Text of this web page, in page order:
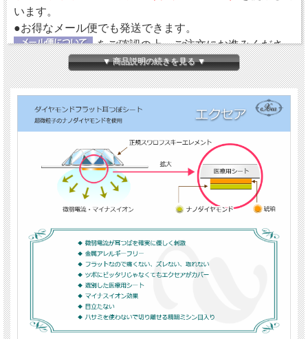
います。
●お得なメール便でも発送できます。
をご確認の上、ご注文にお進みくださ
い。
【ダイヤモンドの微弱電流】
エクセアは、肌に触れた瞬間から微弱電流を流し始め耳
つぼを優しく刺激するフラットタイプの耳つぼシートで
す。耳つぼに直接あたるパッド部分に、電位（電圧）を
持った特別なナノダイヤモンドを使用しています。
【金属アレルギーフリー＆クリーン】
鉱物であるダイヤモンド（ナノダイヤモンド）には、金
属や、身体に悪影響を及ぼす成分が含まれていません。
エクセアについては、『耳つぼシート エクセア』
詳しくご紹介していますので、ご参照ください。
▼ 商品説明の続きを見る ▼